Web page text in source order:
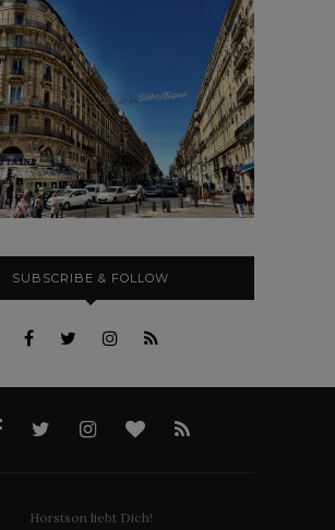
SUBSCRIBE & FOLLOW
Horstson liebt Dich!